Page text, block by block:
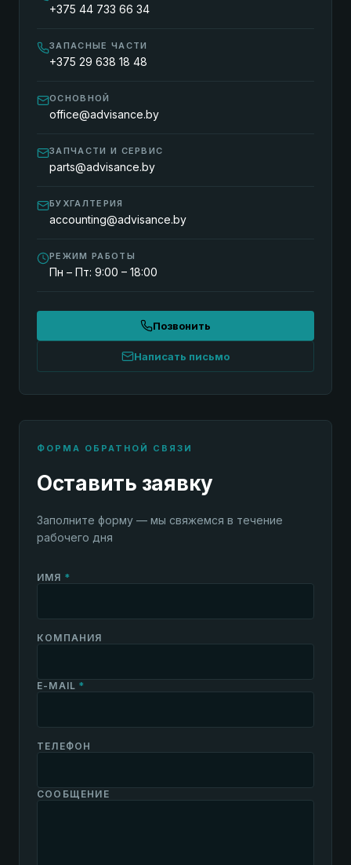
+375 44 733 66 34
ЗАПАСНЫЕ ЧАСТИ
+375 29 638 18 48
ОСНОВНОЙ
office@advisance.by
ЗАПЧАСТИ И СЕРВИС
parts@advisance.by
БУХГАЛТЕРИЯ
accounting@advisance.by
РЕЖИМ РАБОТЫ
Пн – Пт: 9:00 – 18:00
Позвонить
Написать письмо
ФОРМА ОБРАТНОЙ СВЯЗИ
Оставить заявку
Заполните форму — мы свяжемся в течение
рабочего дня
ИМЯ *
КОМПАНИЯ
E-MAIL *
ТЕЛЕФОН
СООБЩЕНИЕ